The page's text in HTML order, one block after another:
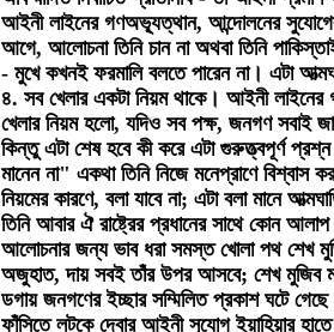
আইনী লাইনের গণঅভ্যূত্থান, আন্দোলনের
আগে, আলোচনা তিনি চান না অথবা তিনি
- মুখে কখনই ফরমালি বলতে পারেন না। এটা
৪. সব খেলার একটা নিয়ম থাকে। আইনী
খেলার নিয়ম হলো, যদিও সব পক্ষ, জনগণ সবাই
কিন্তু এটা শেষ হবে কী করে এটা গুরুত্ত্বপূর্ণ
মানেন না" একথা তিনি নিজে মনেপ্রাণে বিশ্বাস
নিয়মের কারণে, বলা যাবে না; এটা বলা মানে
তিনি আবার ঐ রাষ্ট্রের প্রধানের সাথে কোন
আলোচনার জন্য ভাব ধরা সমস্ত খোলা পথ শেখ
অজুহাত, দায় সবই তাঁর উপর আসবে; শেখ মুজিব
ডগায় জনগণের ইচ্ছার সম্মিলিত প্রকাশ ঘটে
ফাঁসিতে লটকে দেবার আইনী সুযোগ ইয়াহিয়ার